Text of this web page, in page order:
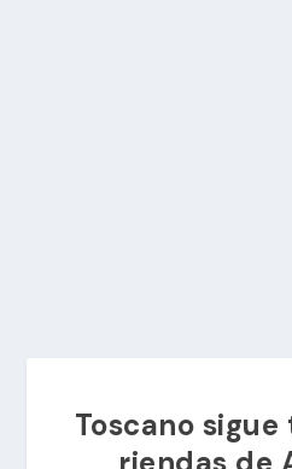
Toscano